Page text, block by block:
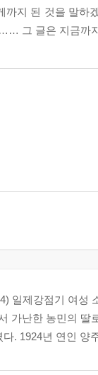
까지 된 것을 말
그 글은 지금까
일제강점기 여성
가난한 농민의
다. 1924년 연인